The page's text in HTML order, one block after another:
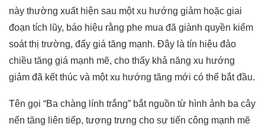
này thường xuất hiện sau một xu hướng giảm hoặc giai
đoạn tích lũy, báo hiệu rằng phe mua đã giành quyền kiểm
soát thị trường, đẩy giá tăng mạnh. Đây là tín hiệu đảo
chiều tăng giá mạnh mẽ, cho thấy khả năng xu hướng
giảm đã kết thúc và một xu hướng tăng mới có thể bắt đầu.
Tên gọi “Ba chàng lính trắng” bắt nguồn từ hình ảnh ba cây
nến tăng liên tiếp, tượng trưng cho sự tiến công mạnh mẽ